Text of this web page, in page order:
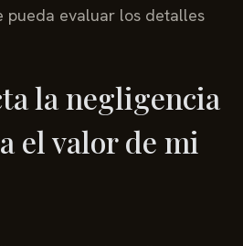
pueda evaluar los detalles
la negligencia
el valor de mi